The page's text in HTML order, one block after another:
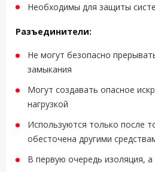
Необходимы для защиты
Разъединители:
Не могут безопасно
замыкания
Могут создавать опасное
нагрузкой
Используются только после
обесточена другими
В первую очередь изоляция,